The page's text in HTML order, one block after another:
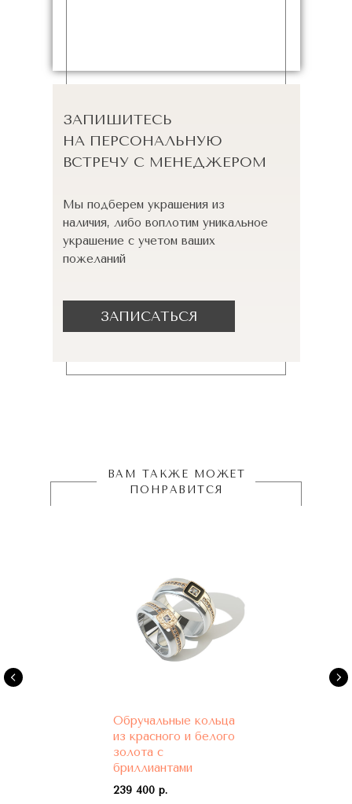
ЗАПИШИТЕСЬ
НА ПЕРСОНАЛЬНУЮ
ВСТРЕЧУ С МЕНЕДЖЕРОМ
Мы подберем украшения из
наличия, либо воплотим уникальное
украшение с учетом ваших
пожеланий
ЗАПИСАТЬСЯ
ВАМ ТАКЖЕ МОЖЕТ
ПОНРАВИТСЯ
Обручальные кольца
из красного и белого
золота с
бриллиантами
239 400 р.